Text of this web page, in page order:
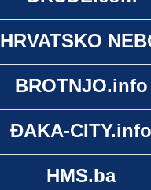
HRVATSKO
BROTNJO.info
ĐAKA-CITY.info
HMS.ba